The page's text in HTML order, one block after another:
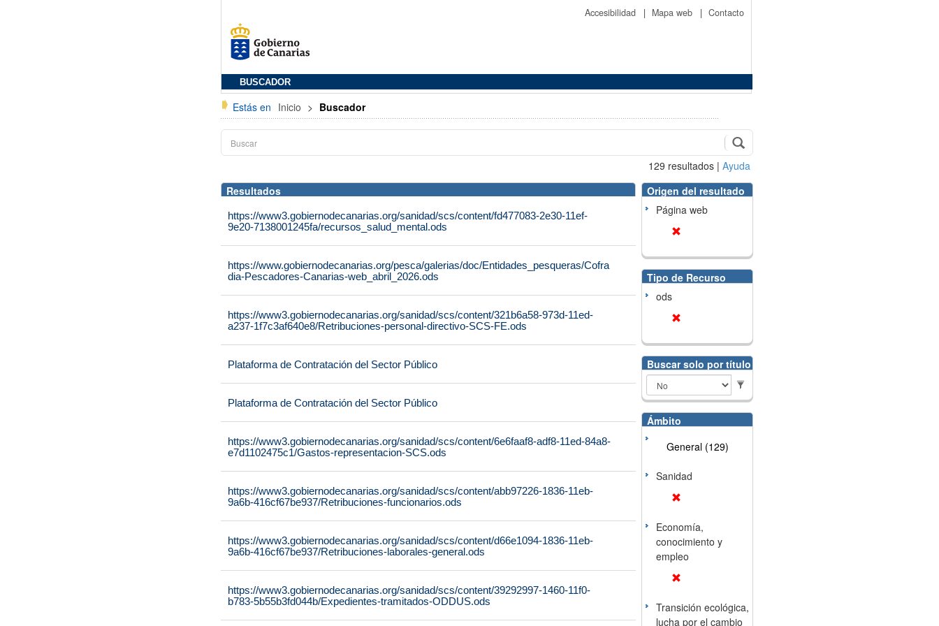
Accesibilidad | Mapa web | Contacto
BUSCADOR
Estás en Inicio > Buscador
129 resultados | Ayuda
Resultados
https://www3.gobiernodecanarias.org/sanidad/scs/content/fd477083-2e30-11ef-
9e20-7138001245fa/recursos_salud_mental.ods
https://www.gobiernodecanarias.org/pesca/galerias/doc/Entidades_pesqueras/Cofra
dia-Pescadores-Canarias-web_abril_2026.ods
https://www3.gobiernodecanarias.org/sanidad/scs/content/321b6a58-973d-11ed-
a237-1f7c3af640e8/Retribuciones-personal-directivo-SCS-FE.ods
Plataforma de Contratación del Sector Público
Plataforma de Contratación del Sector Público
https://www3.gobiernodecanarias.org/sanidad/scs/content/6e6faaf8-adf8-11ed-84a8-
e7d1102475c1/Gastos-representacion-SCS.ods
https://www3.gobiernodecanarias.org/sanidad/scs/content/abb97226-1836-11eb-
9a6b-416cf67be937/Retribuciones-funcionarios.ods
https://www3.gobiernodecanarias.org/sanidad/scs/content/d66e1094-1836-11eb-
9a6b-416cf67be937/Retribuciones-laborales-general.ods
https://www3.gobiernodecanarias.org/sanidad/scs/content/39292997-1460-11f0-
b783-5b55b3fd044b/Expedientes-tramitados-ODDUS.ods
Origen del resultado
Página web
Tipo de Recurso
ods
Buscar solo por título
Ámbito
General (129)
Sanidad
Economía,
conocimiento y
empleo
Transición ecológica,
lucha por el cambio